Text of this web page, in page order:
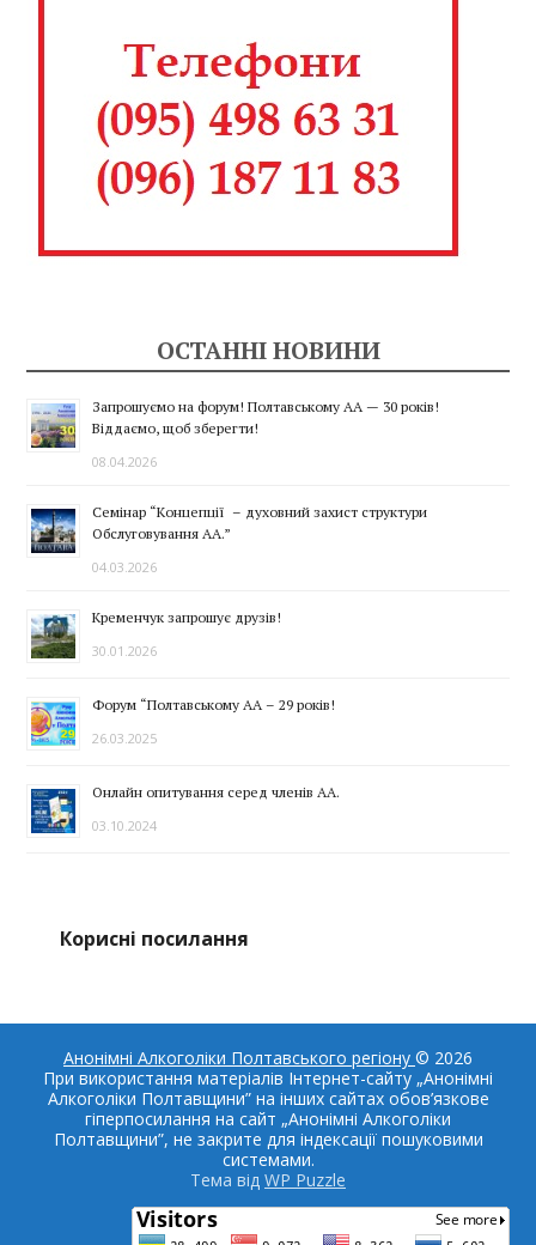
ОСТАННІ НОВИНИ
Запрошуємо на форум! Полтавському АА — 30 років!
Віддаємо, щоб зберегти!
08.04.2026
Семінар “Концепції – духовний захист структури
Обслуговування АА.”
04.03.2026
Кременчук запрошує друзів!
30.01.2026
Форум “Полтавському АА – 29 років!
26.03.2025
Онлайн опитування серед членів АА.
03.10.2024
Корисні посилання
Анонімні Алкоголіки Полтавського регіону © 2026
При використання матеріалів Інтернет-сайту „Анонімні
Алкоголіки Полтавщини” на інших сайтах обов’язкове
гіперпосилання на сайт „Анонімні Алкоголіки
Полтавщини”, не закрите для індексації пошуковими
системами.
Тема від WP Puzzle